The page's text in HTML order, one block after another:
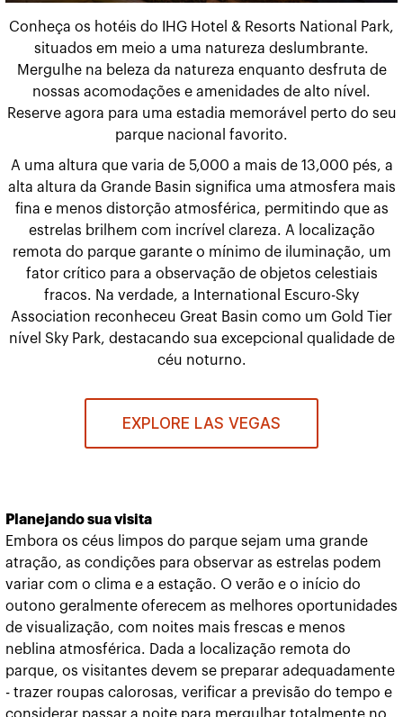
Conheça os hotéis do IHG Hotel & Resorts National Park,
situados em meio a uma natureza deslumbrante.
Mergulhe na beleza da natureza enquanto desfruta de
nossas acomodações e amenidades de alto nível.
Reserve agora para uma estadia memorável perto do seu
parque nacional favorito.
A uma altura que varia de 5,000 a mais de 13,000 pés, a
alta altura da Grande Basin significa uma atmosfera mais
fina e menos distorção atmosférica, permitindo que as
estrelas brilhem com incrível clareza. A localização
remota do parque garante o mínimo de iluminação, um
fator crítico para a observação de objetos celestiais
fracos. Na verdade, a International Escuro-Sky
Association reconheceu Great Basin como um Gold Tier
nível Sky Park, destacando sua excepcional qualidade de
céu noturno.
EXPLORE LAS VEGAS
Planejando sua visita
Embora os céus limpos do parque sejam uma grande
atração, as condições para observar as estrelas podem
variar com o clima e a estação. O verão e o início do
outono geralmente oferecem as melhores oportunidades
de visualização, com noites mais frescas e menos
neblina atmosférica. Dada a localização remota do
parque, os visitantes devem se preparar adequadamente
- trazer roupas calorosas, verificar a previsão do tempo e